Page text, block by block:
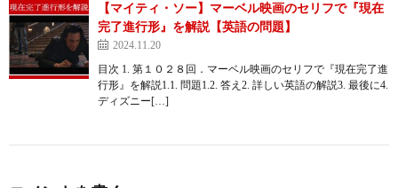
【マイティ・ソー】マーベル映画のセリフで『現在
完了進行形』を解説【英語の問題】
2024.11.20
目次 1. 第１０２８回．マーベル映画のセリフで『現在完了進
行形』を解説1.1. 問題1.2. 答え2. 詳しい英語の解説3. 最後に4.
ディズニー[…]